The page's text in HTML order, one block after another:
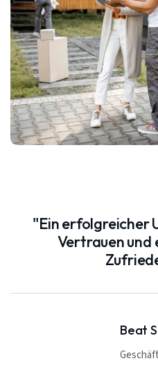
"Ein erfolgreicher
Vertrauen und
Beat